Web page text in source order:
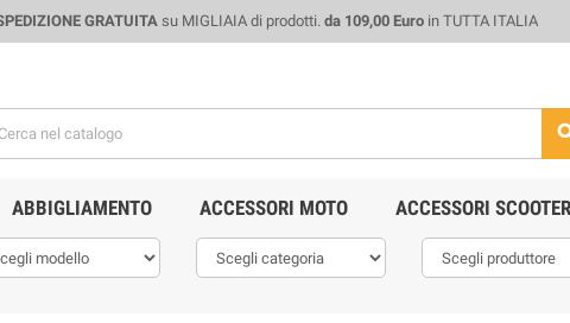
GRATUITAsu MIGLIAIA di prodotti. da 109,00 Euroin TUTTA ITALIA
ABBIGLIAMENTO ACCESSORI MOTO ACCESSORI SCOOTER